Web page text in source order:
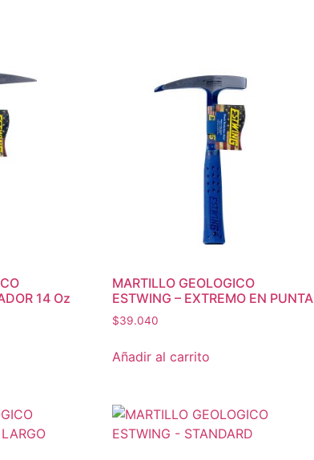
14 Oz
MARTILLO GEOLOGICO
ESTWING – EXTREMO EN PUNTA
$39.040
Añadir al carrito